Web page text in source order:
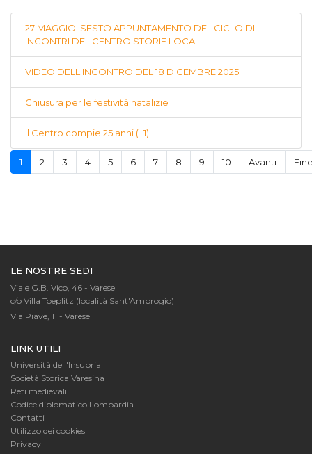
27 MAGGIO: SESTO APPUNTAMENTO DEL CICLO DI
INCONTRI DEL CENTRO STORIE LOCALI
VIDEO DELL'INCONTRO DEL 18 DICEMBRE 2025
Chiusura per le festività natalizie
Il Centro compie 25 anni (+1)
1 2 3 4 5 6 7 8 9 10 Avanti
LE NOSTRE SEDI
Viale G.B. Vico, 46 - Varese
c/o Villa Toeplitz (località Sant'Ambrogio)
Via Piave, 11 - Varese
LINK UTILI
Università dell'Insubria
Società Storica Varesina
Reti medievali
Codice diplomatico Lombardia
Contatti
Utilizzo dei cookies
Privacy